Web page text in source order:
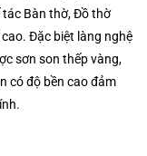
Bàn thờ, Đồ thờ
Đặc biệt làng nghệ
sơn son thếp vàng,
có độ bền cao đảm